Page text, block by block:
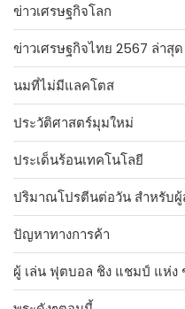
ข่าวเศรษฐกิจโลก
ข่าวเศรษฐกิจไทย 2567 ล่าสุด
นมที่ไม่มีแลคโตส
ประวัติศาสตร์มุมใหม่
ประเด็นร้อนเทคโนโลยี
ปริมาณโปรตีนต่อวัน สำหรับผู้
ปัญหาทางการค้า
ผู้ เล่น ฟุตบอล ชิง แชมป์ แห่ง